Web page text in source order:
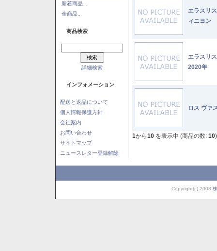
新着商品...
全商品...
商品検索
詳細検索
インフォメーション
配送と返品について
個人情報保護方針
会社案内
お問い合わせ
サイトマップ
ニュースレター登録解除
エラスリ
ィニヨン
エラスリ
2020年
ロス ヴァ
1から10 を表示中 (商品の数: 10)
Copyright(c) 2008